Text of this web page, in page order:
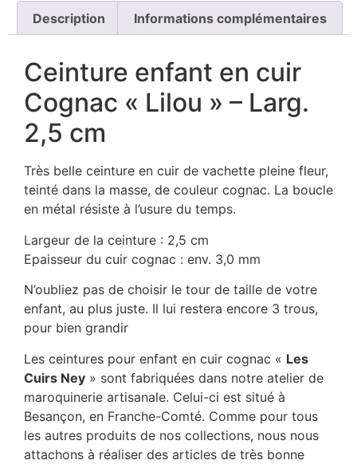
Description Informations complémentaires
Ceinture enfant en cuir
Cognac « Lilou » – Larg.
2,5 cm
Très belle ceinture en cuir de vachette pleine fleur,
teinté dans la masse, de couleur cognac. La boucle
en métal résiste à l’usure du temps.
Largeur de la ceinture : 2,5 cm
Epaisseur du cuir cognac : env. 3,0 mm
N’oubliez pas de choisir le tour de taille de votre
enfant, au plus juste. Il lui restera encore 3 trous,
pour bien grandir
Les ceintures pour enfant en cuir cognac « Les
Cuirs Ney » sont fabriquées dans notre atelier de
maroquinerie artisanale. Celui-ci est situé à
Besançon, en Franche-Comté. Comme pour tous
les autres produits de nos collections, nous nous
attachons à réaliser des articles de très bonne